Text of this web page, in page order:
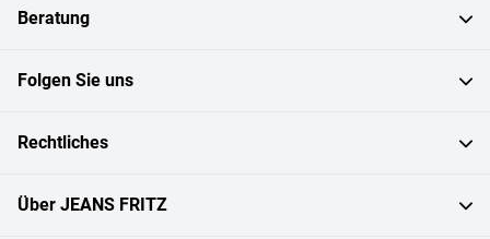
Beratung
Folgen Sie uns
Rechtliches
Über JEANS FRITZ